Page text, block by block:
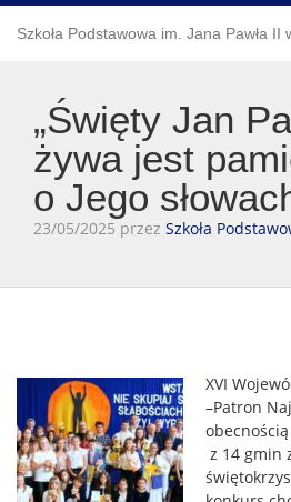
Szkoła Podstawowa im. Jana Pawła II
„Święty Jan
żywa jest
o Jego
23/05/2025 przez Szkoła
XVI
–Patron
z 14 gmin